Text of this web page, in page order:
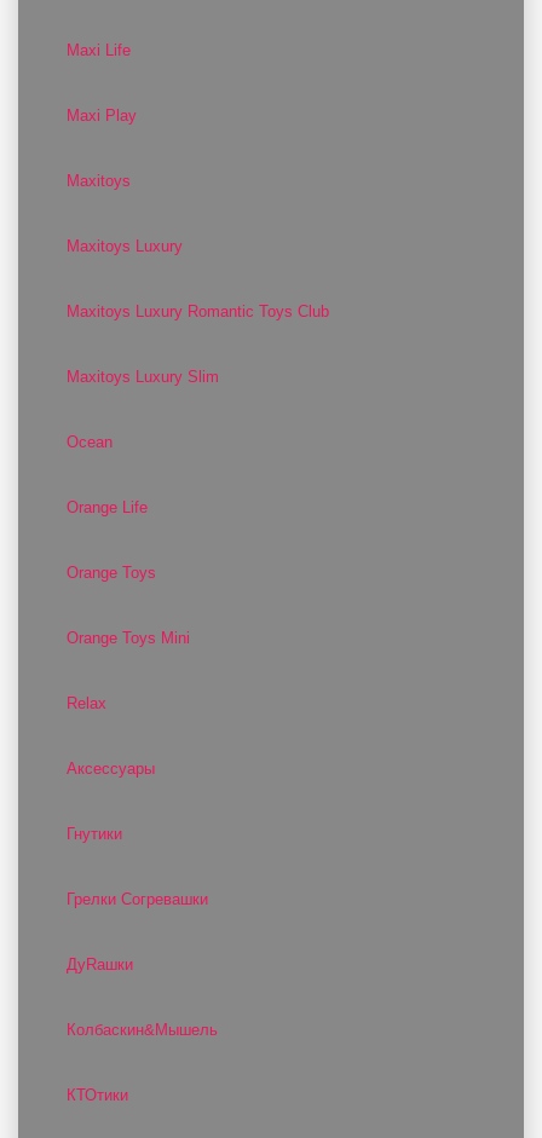
Maxi Life
Maxi Play
Maxitoys
Maxitoys Luxury
Maxitoys Luxury Romantic Toys Club
Maxitoys Luxury Slim
Ocean
Orange Life
Orange Toys
Orange Toys Mini
Relax
Аксессуары
Гнутики
Грелки Согревашки
ДуRашки
Колбаскин&Мышель
КТОтики